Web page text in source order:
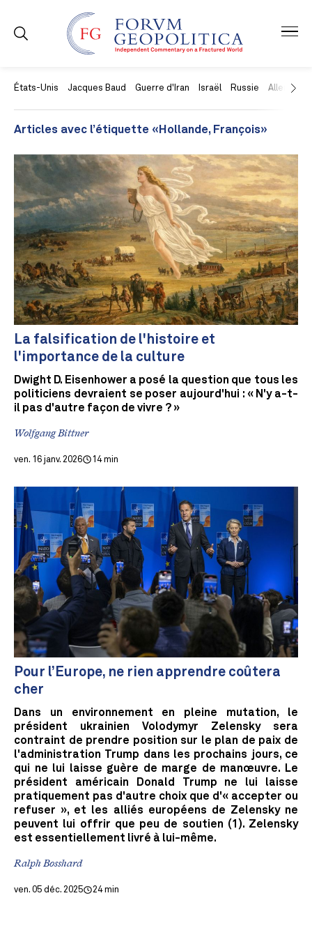
États-Unis Jacques Baud Guerre d'Iran Israël Russie Allemagne
Articles avec l’étiquette «Hollande, François»
La falsification de l'histoire et
l'importance de la culture
Dwight D. Eisenhower a posé la question que tous les
politiciens devraient se poser aujourd'hui : « N'y a-t-
il pas d'autre façon de vivre ? »
Wolfgang Bittner
ven. 16 janv. 2026 14 min
Pour l’Europe, ne rien apprendre coûtera
cher
Dans un environnement en pleine mutation, le
président ukrainien Volodymyr Zelensky sera
contraint de prendre position sur le plan de paix de
l'administration Trump dans les prochains jours, ce
qui ne lui laisse guère de marge de manœuvre. Le
président américain Donald Trump ne lui laisse
pratiquement pas d'autre choix que d'« accepter ou
refuser », et les alliés européens de Zelensky ne
peuvent lui offrir que peu de soutien (1). Zelensky
est essentiellement livré à lui-même.
Ralph Bosshard
ven. 05 déc. 2025 24 min